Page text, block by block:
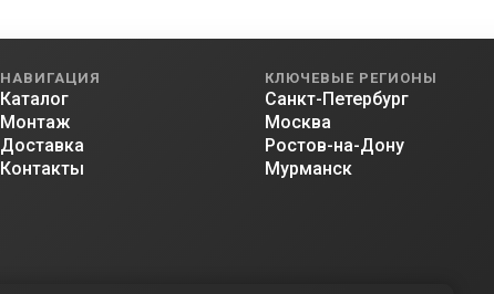
НАВИГАЦИЯ
Каталог
Монтаж
Доставка
Контакты
КЛЮЧЕВЫЕ РЕГИОНЫ
Санкт-Петербург
Москва
Ростов-на-Дону
Мурманск